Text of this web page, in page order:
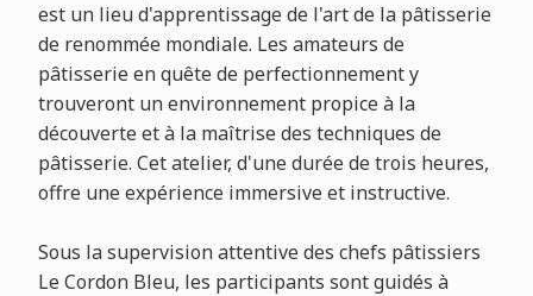
est un lieu d'apprentissage de l'art de la pâtisserie
de renommée mondiale. Les amateurs de
pâtisserie en quête de perfectionnement y
trouveront un environnement propice à la
découverte et à la maîtrise des techniques de
pâtisserie. Cet atelier, d'une durée de trois heures,
offre une expérience immersive et instructive.
Sous la supervision attentive des chefs pâtissiers
Le Cordon Bleu, les participants sont guidés à